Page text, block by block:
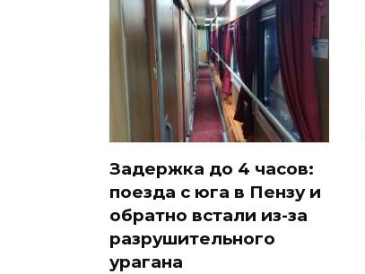
Задержка до 4 часов:
поезда с юга в Пензу и
обратно встали из-за
разрушительного
урагана